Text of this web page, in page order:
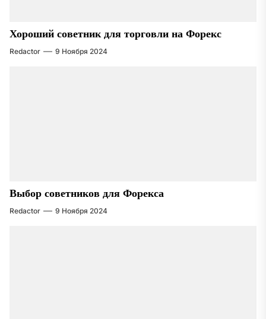
Хороший советник для торговли на Форекс
Redactor 9 Ноября 2024
Выбор советников для Форекса
Redactor 9 Ноября 2024